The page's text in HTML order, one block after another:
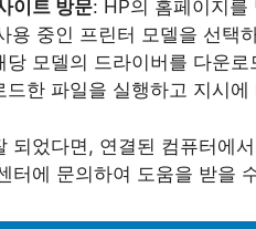
이트 방문: HP의 홈페이지를
용 중인 프린터 모델을 선택
당 모델의 드라이버를 다운로
드한 파일을 실행하고 지시
되었다면, 연결된 컴퓨터에
터에 문의하여 도움을 받을